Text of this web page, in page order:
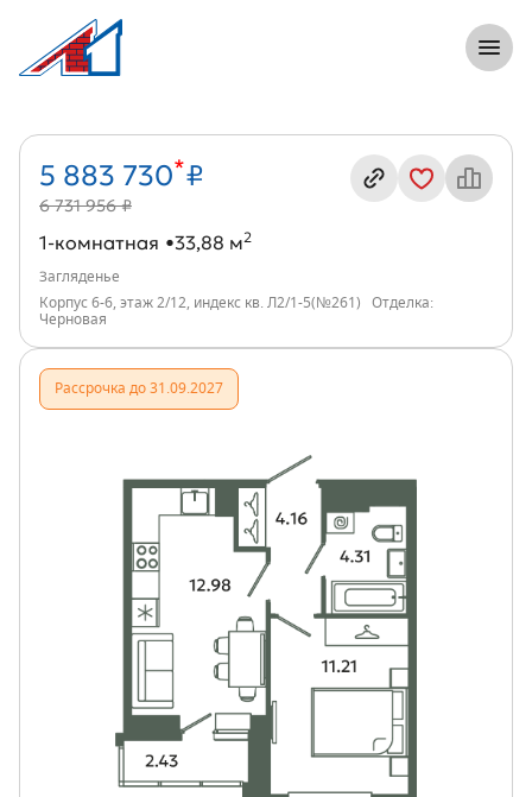
1-комнатная, 34 м², ЖК Загляденье,
Информация о квартире
5 883 730*₽
6 731 956 ₽
1-комнатная 33,88 м2
Загляденье
Корпус 6-6, этаж 2/12, индекс кв. Л2/1-5(№261)
Отделка:
Черновая
Рассрочка до 31.09.2027